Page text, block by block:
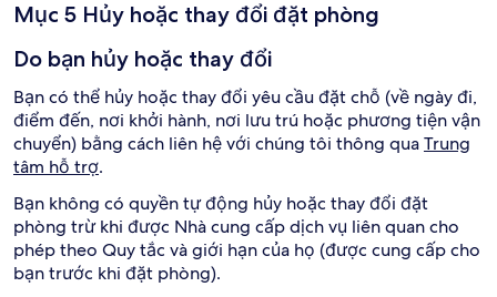
Mục 5 Hủy hoặc thay đổi đặt phòng
Do bạn hủy hoặc thay đổi
Bạn có thể hủy hoặc thay đổi yêu cầu đặt chỗ (về ngày đi,
điểm đến, nơi khởi hành, nơi lưu trú hoặc phương tiện vận
chuyển) bằng cách liên hệ với chúng tôi thông quaTrung
tâm hỗ trợ.
Bạn không có quyền tự động hủy hoặc thay đổi đặt
phòng trừ khi được Nhà cung cấp dịch vụ liên quan cho
phép theo Quy tắc và giới hạn của họ (được cung cấp cho
bạn trước khi đặt phòng).